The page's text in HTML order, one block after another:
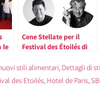
le
Cene Stellate per il
Festival des Étoilés di
stili alimentari, Dettagli di
des Etoilés, Hotel de Paris,